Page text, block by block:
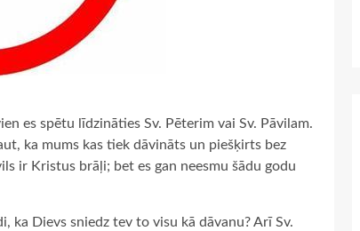
es spētu līdzināties Sv. Pēterim vai Sv. Pāvilam.
ka mums kas tiek dāvināts un piešķirts bez
ir Kristus brāļi; bet es gan neesmu šādu godu
ka Dievs sniedz tev to visu kā dāvanu? Arī Sv.